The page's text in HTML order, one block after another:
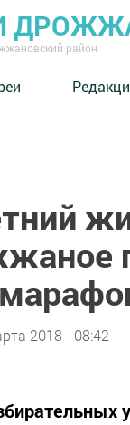
район
2018 - 08:42